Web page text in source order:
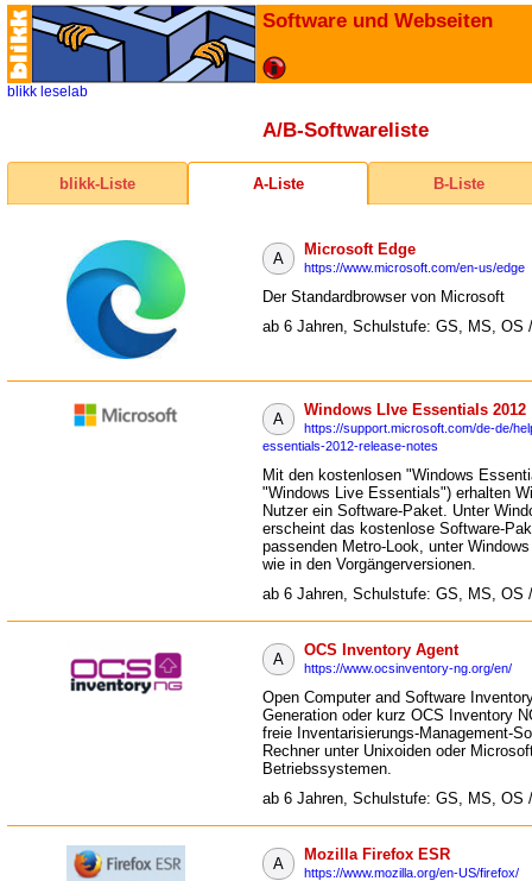
Software und Webseiten
blikk leselab
A/B-Softwareliste
blikk-Liste A-Liste B-Liste
A
Microsoft Edge
https://www.microsoft.com/en-us/edge
Der Standardbrowser von Microsoft
ab 6 Jahren, Schulstufe: GS, MS, OS
A
Windows LIve Essentials 2012
https://support.microsoft.com/de-de/
essentials-2012-release-notes
Mit den kostenlosen "Windows
"Windows Live Essentials") erhalten
Nutzer ein Software-Paket. Unter
erscheint das kostenlose Software-
passenden Metro-Look, unter
wie in den Vorgängerversionen.
ab 6 Jahren, Schulstufe: GS, MS, OS
A
OCS Inventory Agent
https://www.ocsinventory-ng.org/en/
Open Computer and Software
Generation oder kurz OCS Inventory
freie Inventarisierungs-Management-
Rechner unter Unixoiden oder
Betriebssystemen.
ab 6 Jahren, Schulstufe: GS, MS, OS
A
Mozilla Firefox ESR
https://www.mozilla.org/en-US/firefox/